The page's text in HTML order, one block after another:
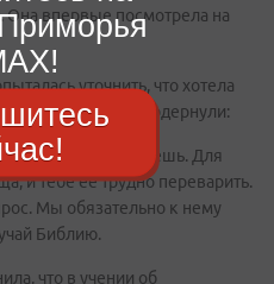
Она впервые посмотрела на
уточнить, что хотела
сектантка? Но ее одернули:
ничего не понимаешь. Для
и тебе ее трудно переварить.
Мы обязательно к нему
Библию.
что в учении об